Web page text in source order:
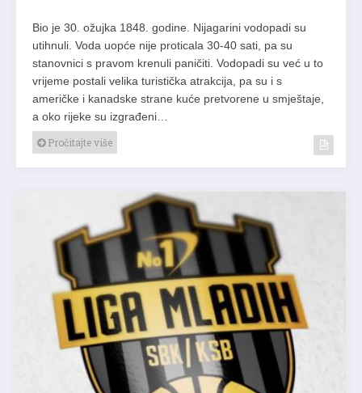
Bio je 30. ožujka 1848. godine. Nijagarini vodopadi su
utihnuli. Voda uopće nije proticala 30-40 sati, pa su
stanovnici s pravom krenuli paničiti. Vodopadi su već u to
vrijeme postali velika turistička atrakcija, pa su i s
američke i kanadske strane kuće pretvorene u smještaje,
a oko rijeke su izgrađeni…
Pročitajte više